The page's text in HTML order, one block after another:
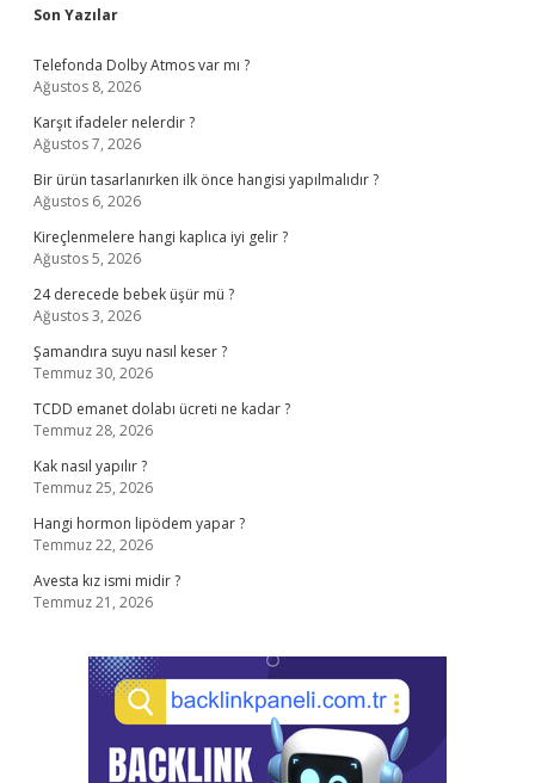
Sidebar
Son Yazılar
Telefonda Dolby Atmos var mı ?
Ağustos 8, 2026
Karşıt ifadeler nelerdir ?
Ağustos 7, 2026
Bir ürün tasarlanırken ilk önce hangisi yapılmalıdır ?
Ağustos 6, 2026
Kireçlenmelere hangi kaplıca iyi gelir ?
Ağustos 5, 2026
24 derecede bebek üşür mü ?
Ağustos 3, 2026
Şamandıra suyu nasıl keser ?
Temmuz 30, 2026
TCDD emanet dolabı ücreti ne kadar ?
Temmuz 28, 2026
Kak nasıl yapılır ?
Temmuz 25, 2026
Hangi hormon lipödem yapar ?
Temmuz 22, 2026
Avesta kız ismi midir ?
Temmuz 21, 2026